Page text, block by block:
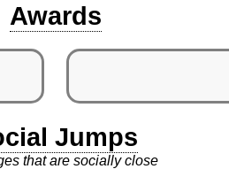
Awards
Jumps
that are socially close